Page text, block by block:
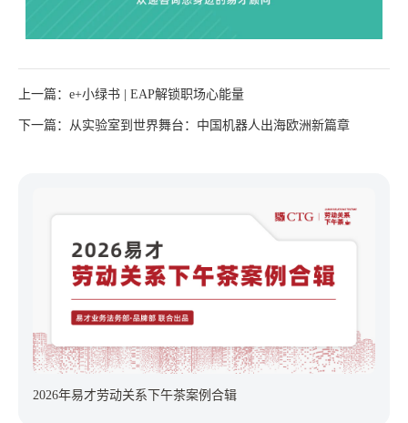
上一篇：e+小绿书 | EAP解锁职场心能量
下一篇：从实验室到世界舞台：中国机器人出海欧洲新篇章
2026年易才劳动关系下午茶案例合辑